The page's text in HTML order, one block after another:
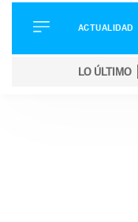
ELÉCTRICOS
CONDUCIR
ACTUALIDAD
LO ÚLTIMO